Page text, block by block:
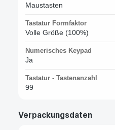
Maustasten
Tastatur Formfaktor
Volle Größe (100%)
Numerisches Keypad
Ja
Tastatur - Tastenanzahl
99
Verpackungsdaten